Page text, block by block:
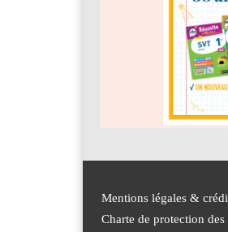
Mentions légales &
Charte de protection